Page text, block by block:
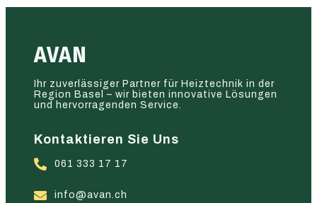
AVAN
Ihr zuverlässiger Partner für Heiztechnik in der
Region Basel – wir bieten innovative Lösungen
und hervorragenden Service.
Kontaktieren Sie Uns
061 333 17 17
info@avan.ch